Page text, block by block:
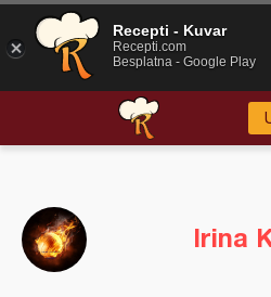
Irina
Recepti - Kuvar
Recepti.com
Besplatna - Google Play